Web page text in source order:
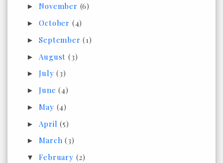
►November (6)
►October (4)
►September(1)
► August(3)
►July(3)
►June(4)
►May (4)
► April(5)
►March(3)
▼February (2)